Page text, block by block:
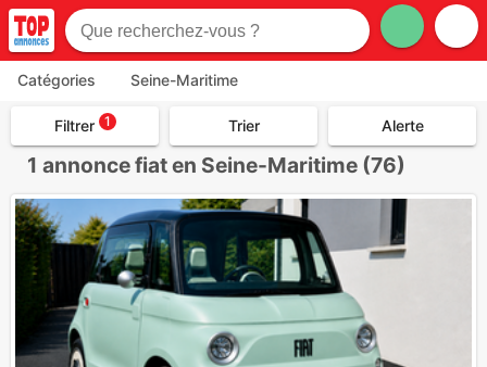
Catégories Seine-Maritime
Filtrer 1 Trier Alerte
1 annonce fiat en Seine-Maritime (76)